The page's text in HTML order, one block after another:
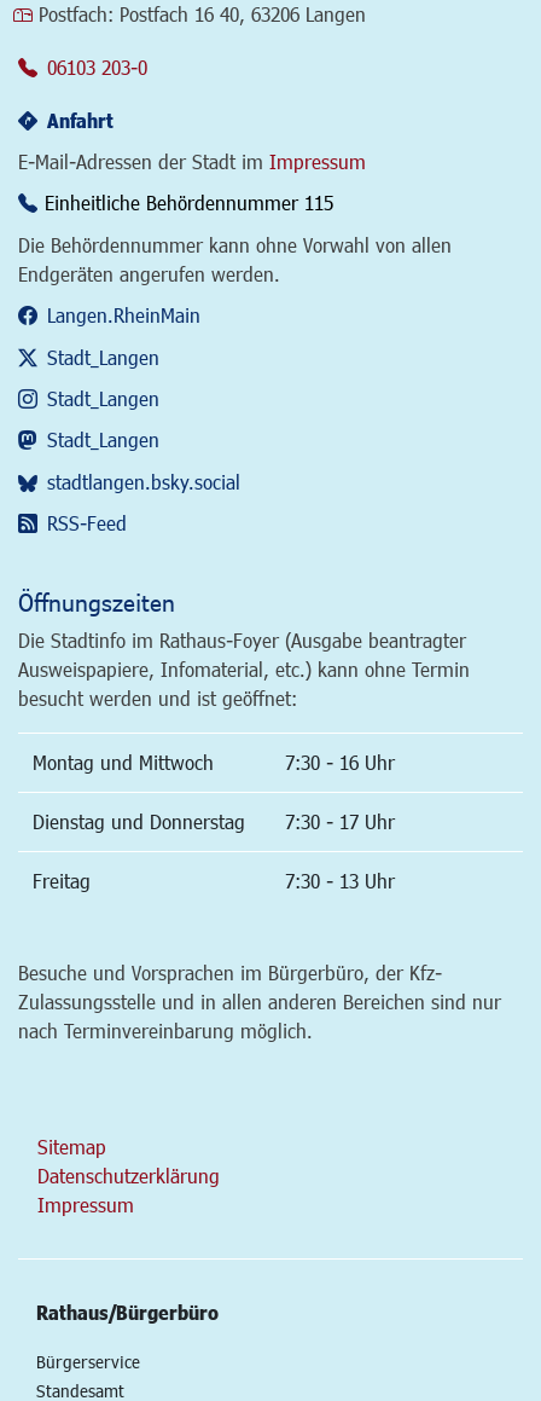
Postfach: Postfach 16 40, 63206 Langen
06103 203-0
Anfahrt
E-Mail-Adressen der Stadt im Impressum
Einheitliche Behördennummer 115
Die Behördennummer kann ohne Vorwahl von allen
Endgeräten angerufen werden.
Langen.RheinMain
Stadt_Langen
Stadt_Langen
Stadt_Langen
stadtlangen.bsky.social
RSS-Feed
Öffnungszeiten
Die Stadtinfo im Rathaus-Foyer (Ausgabe beantragter
Ausweispapiere, Infomaterial, etc.) kann ohne Termin
besucht werden und ist geöffnet:
Montag und Mittwoch 7:30 - 16 Uhr
Dienstag und Donnerstag 7:30 - 17 Uhr
Freitag 7:30 - 13 Uhr
Besuche und Vorsprachen im Bürgerbüro, der Kfz-
Zulassungsstelle und in allen anderen Bereichen sind nur
nach Terminvereinbarung möglich.
Sitemap
Datenschutzerklärung
Impressum
Rathaus/Bürgerbüro
Bürgerservice
Standesamt